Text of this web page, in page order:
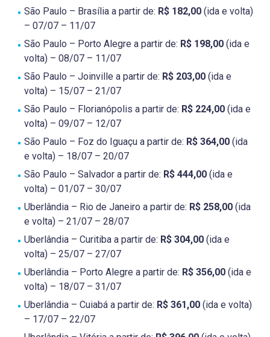
São Paulo – Brasília a partir de: R$ 182,00 (ida e volta)
– 07/07 – 11/07
São Paulo – Porto Alegre a partir de: R$ 198,00 (ida e
volta) – 08/07 – 11/07
São Paulo – Joinville a partir de: R$ 203,00 (ida e
volta) – 15/07 – 21/07
São Paulo – Florianópolis a partir de: R$ 224,00 (ida e
volta) – 09/07 – 12/07
São Paulo – Foz do Iguaçu a partir de: R$ 364,00 (ida
e volta) – 18/07 – 20/07
São Paulo – Salvador a partir de: R$ 444,00 (ida e
volta) – 01/07 – 30/07
Uberlândia – Rio de Janeiro a partir de: R$ 258,00 (ida
e volta) – 21/07 – 28/07
Uberlândia – Curitiba a partir de: R$ 304,00 (ida e
volta) – 25/07 – 27/07
Uberlândia – Porto Alegre a partir de: R$ 356,00 (ida e
volta) – 18/07 – 31/07
Uberlândia – Cuiabá a partir de: R$ 361,00 (ida e volta)
– 17/07 – 22/07